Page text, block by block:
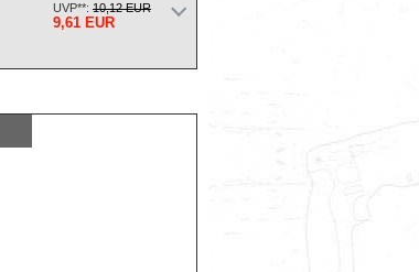
UVP**: 10,12 EUR
9,61 EUR